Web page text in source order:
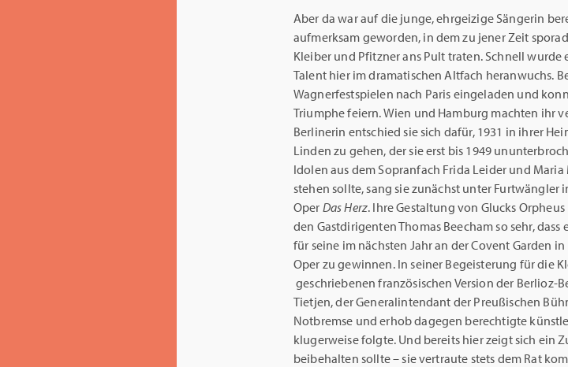
Aber da war auf die junge, ehrgeizige Sängerin
aufmerksam geworden, in dem zu jener Zeit
Kleiber und Pfitzner ans Pult traten. Schnell
Talent hier im dramatischen Altfach heranwuchs.
Wagnerfestspielen nach Paris eingeladen und
Triumphe feiern. Wien und Hamburg machten ihr
Berlinerin entschied sie sich dafür, 1931 in ihrer
Linden zu gehen, der sie erst bis 1949
Idolen aus dem Sopranfach Frida Leider und
stehen sollte, sang sie zunächst unter
Oper Das Herz. Ihre Gestaltung von Glucks
den Gastdirigenten Thomas Beecham so sehr,
für seine im nächsten Jahr an der Covent Garden
Oper zu gewinnen. In seiner Begeisterung für die
geschriebenen französischen Version der Berlioz-
Tietjen, der Generalintendant der Preußischen
Notbremse und erhob dagegen berechtigte
klugerweise folgte. Und bereits hier zeigt sich ein
beibehalten sollte – sie vertraute stets dem Rat